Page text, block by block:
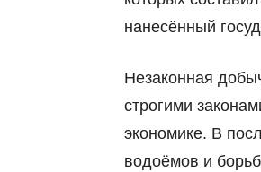
нанесённый
Незаконная
строгими
экономике. В
водоёмов и